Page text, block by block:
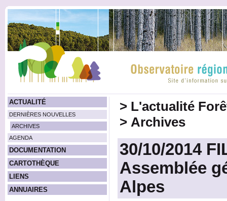
ACTUALITÉ
DERNIÈRES NOUVELLES
ARCHIVES
AGENDA
DOCUMENTATION
CARTOTHÈQUE
LIENS
ANNUAIRES
> L'actualité
> Archives
30/10/2014
Assemblée
Alpes